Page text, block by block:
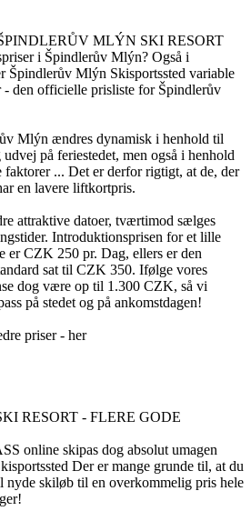
MLÝN SKI RESORT
i Špindlerův Mlýn? Også i
Špindlerův Mlýn Skisportssted variable
- den officielle prisliste for Špindlerův
Mlýn ændres dynamisk i henhold til
på feriestedet, men også i henhold
faktorer ... Det er derfor rigtigt, at de, der
en lavere liftkortpris.
attraktive datoer, tværtimod sælges
Introduktionsprisen for et lille
er CZK 250 pr. Dag, ellers er den
sat til CZK 350. Ifølge vores
dog være op til 1.300 CZK, så vi
på stedet og på ankomstdagen!
priser - her
RESORT - FLERE GODE
online skipas dog absolut umagen
Der er mange grunde til, at du
nyde skiløb til en overkommelig pris hele